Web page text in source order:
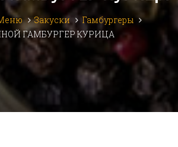
Закуски
Гамбургеры
ГАМБУРГЕР КУРИЦА